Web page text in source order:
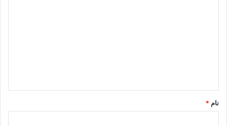
*
نام *